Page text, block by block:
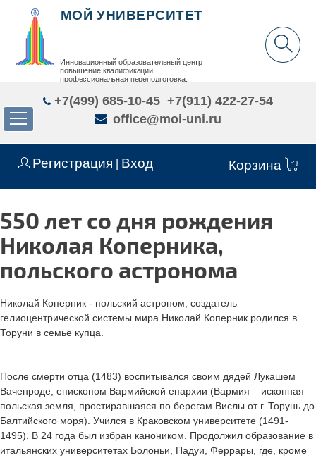
Регистрация Вход Корзина
МОЙ УНИВЕРСИТЕТ
Инновационный образовательный центр
повышение квалификации,
профессиональная переподготовка,
+7(499) 685-10-45 +7(911) 422-27-54
office@moi-uni.ru
550 лет со дня рождения
Николая Коперника,
польского астронома
Николай Коперник - польский астроном, создатель
гелиоцентрической системы мира Николай Коперник родился в
Торуни в семье купца.
После смерти отца (1483) воспитывался своим дядей Лукашем
Ваченроде, епископом Вармийской епархии (Вармия – исконная
польская земля, простиравшаяся по берегам Вислы от г. Торунь до
Балтийского моря). Учился в Краковском университете (1491-
1495). В 24 года был избран каноником. Продолжил образование в
итальянских университетах Болоньи, Падуи, Феррары, где, кроме